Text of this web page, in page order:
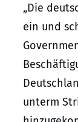
„Die
ein und
unterm